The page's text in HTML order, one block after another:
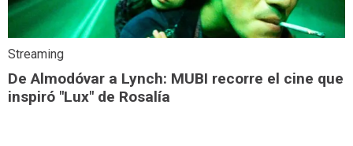
Streaming
De Almodóvar a Lynch: MUBI recorre el cine que
inspiró "Lux" de Rosalía